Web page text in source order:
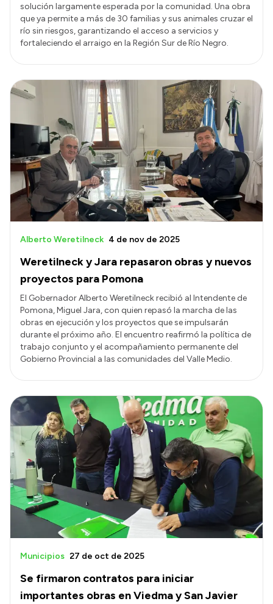
solución largamente esperada por la comunidad. Una obra
que ya permite a más de 30 familias y sus animales cruzar el
río sin riesgos, garantizando el acceso a servicios y
fortaleciendo el arraigo en la Región Sur de Río Negro.
Weretilneck y Jara repasaron obras y nuevos
proyectos para Pomona
Alberto Weretilneck 4 de nov de 2025
El Gobernador Alberto Weretilneck recibió al Intendente de
Pomona, Miguel Jara, con quien repasó la marcha de las
obras en ejecución y los proyectos que se impulsarán
durante el próximo año. El encuentro reafirmó la política de
trabajo conjunto y el acompañamiento permanente del
Gobierno Provincial a las comunidades del Valle Medio.
Se firmaron contratos para iniciar
importantes obras en Viedma y San Javier
Municipios 27 de oct de 2025